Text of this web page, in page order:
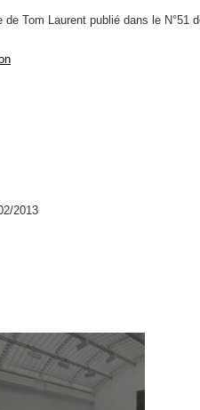
de Tom Laurent publié dans le N°51
2013